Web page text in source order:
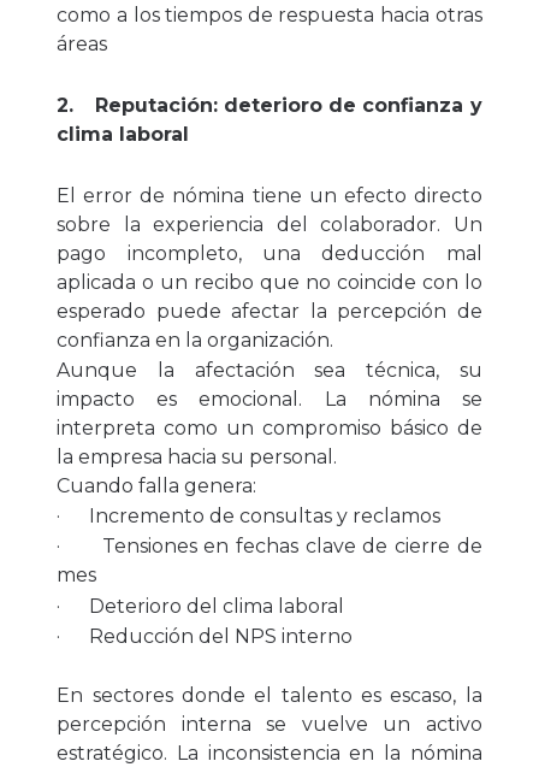
como a los tiempos de respuesta hacia otras
áreas
2.
Reputación: deterioro de confianza y
clima laboral
El error de nómina tiene un efecto directo
sobre la experiencia del colaborador. Un
pago incompleto, una deducción mal
aplicada o un recibo que no coincide con lo
esperado puede afectar la percepción de
confianza en la organización.
Aunque la afectación sea técnica, su
impacto es emocional. La nómina se
interpreta como un compromiso básico de
la empresa hacia su personal.
Cuando falla genera:
· Incremento de consultas y reclamos
· Tensiones en fechas clave de cierre de
mes
· Deterioro del clima laboral
· Reducción del NPS interno
En sectores donde el talento es escaso, la
percepción interna se vuelve un activo
estratégico. La inconsistencia en la nómina